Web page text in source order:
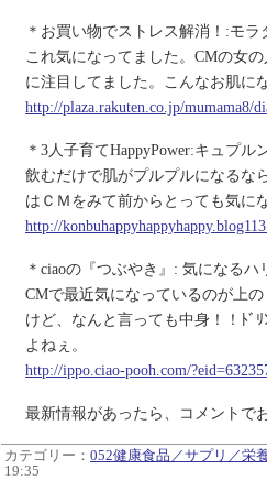
＊お買い物でストレス解消！:モ
これ気になってました。CMの女
に注目してました。こんなお肌に
http://plaza.rakuten.co.jp/mumama8/
＊3人子育てHappyPower:キュプル
飲むだけで肌がプルプルになるな
はＣＭをみて前からとっても気に
http://
＊ciaoの『つぶやき』: 気になるハ
CMで最近気になっているのが上
けど、なんと言っても中身！！ﾄﾞ
よねぇ。
http://ippo.ciao-pooh.com/
最新情報があったら、コメントで
カテゴリー： 052健康食品／サプリ／栄
19:35